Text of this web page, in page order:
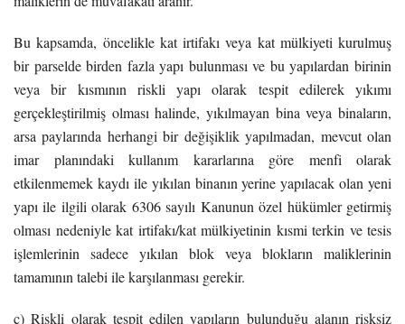
Bu kapsamda, öncelikle kat irtifakı veya kat mülkiyeti kurulmuş
bir parselde birden fazla yapı bulunması ve bu yapılardan birinin
veya bir kısmının riskli yapı olarak tespit edilerek yıkımı
gerçekleştirilmiş olması halinde, yıkılmayan bina veya binaların,
arsa paylarında herhangi bir değişiklik yapılmadan, mevcut olan
imar planındaki kullanım kararlarına göre menfi olarak
etkilenmemek kaydı ile yıkılan binanın yerine yapılacak olan yeni
yapı ile ilgili olarak 6306 sayılı Kanunun özel hükümler getirmiş
olması nedeniyle kat irtifakı/kat mülkiyetinin kısmi terkin ve tesis
işlemlerinin sadece yıkılan blok veya blokların maliklerinin
tamamının talebi ile karşılanması gerekir.
ç) Riskli olarak tespit edilen yapıların bulunduğu alanın risksiz